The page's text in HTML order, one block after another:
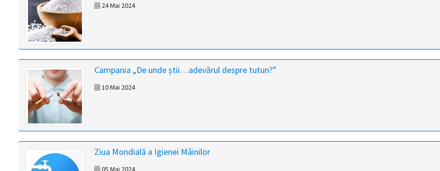
Átiranyítás
román
nyelvű
másodpercen
24 Mai 2024
Campania „De unde știi…adevărul despre tutun?”
10 Mai 2024
Ziua Mondială a Igienei Mâinilor
05 Mai 2024